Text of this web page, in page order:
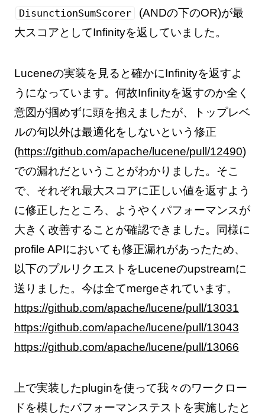
DisunctionSumScorer
(ANDの下のOR)が最
大スコアとしてInfinityを返していました。
Luceneの実装を見ると確かにInfinityを返すよ
うになっています。何故Infinityを返すのか全く
意図が掴めずに頭を抱えましたが、トップレベ
ルの句以外は最適化をしないという修正
(https://github.com/apache/lucene/pull/12490)
での漏れだということがわかりました。そこ
で、それぞれ最大スコアに正しい値を返すよう
に修正したところ、ようやくパフォーマンスが
大きく改善することが確認できました。同様に
profile APIにおいても修正漏れがあったため、
以下のプルリクエストをLuceneのupstreamに
送りました。今は全てmergeされています。
https://github.com/apache/lucene/pull/13031
https://github.com/apache/lucene/pull/13043
https://github.com/apache/lucene/pull/13066
上で実装したpluginを使って我々のワークロー
ドを模したパフォーマンステストを実施したと